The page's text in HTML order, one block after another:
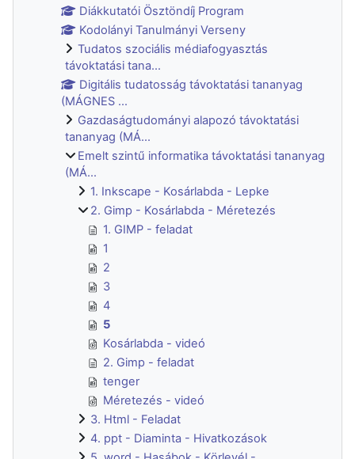
Diákkutatói Ösztöndíj Program
Kodolányi Tanulmányi Verseny
Tudatos szociális médiafogyasztás
távoktatási tana...
Digitális tudatosság távoktatási tananyag
(MÁGNES ...
Gazdaságtudományi alapozó távoktatási
tananyag (MÁ...
Emelt szintű informatika távoktatási tananyag
(MÁ...
1. Inkscape - Kosárlabda - Lepke
2. Gimp - Kosárlabda - Méretezés
1. GIMP - feladat
1
2
3
4
5
Kosárlabda - videó
2. Gimp - feladat
tenger
Méretezés - videó
3. Html - Feladat
4. ppt - Diaminta - Hivatkozások